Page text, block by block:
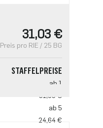
31,03 €
Preis pro RIE / 25 BG
STAFFELPREISE
ab 1
31,03 €
ab 5
24,64 €